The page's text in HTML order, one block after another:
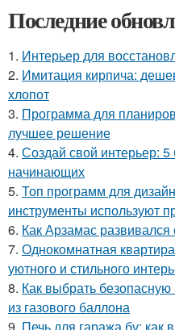
Последние
1. Интерьер для
2. Имитация кирпича:
хлопот
3. Программа для
лучшее решение
4. Создай свой интерьер:
начинающих
5. Топ программ для
инструменты используют
6. Как Арзамас
7. Однокомнатная
уютного и стильного
8. Как выбрать
из газового баллона
9. Печь для гаража бу: как